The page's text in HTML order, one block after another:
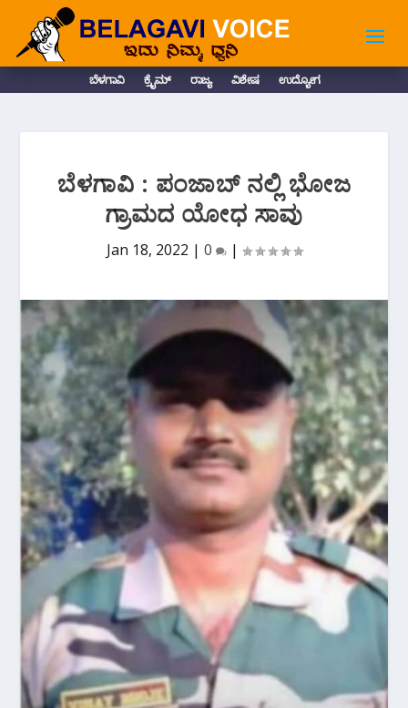
ಬೆಳಗಾವಿ ಕ್ರೈಮ್ ರಾಜ್ಯ ವಿಶೇಷ ಉದ್ಯೋಗ
ಬೆಳಗಾವಿ : ಪಂಜಾಬ್ ನಲ್ಲಿ ಭೋಜ
ಗ್ರಾಮದ ಯೋಧ ಸಾವು
Jan 18, 2022 | 0 |